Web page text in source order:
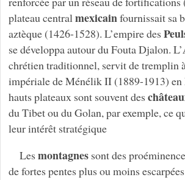
plateau centralmexicainfournissait sa
aztèque (1426-1528). L’empire des
se développa autour du Fouta Djalon. L’
chrétien traditionnel, servit de tremplin
impériale de Ménélik II (1889-1913) en
hauts plateaux sont souvent des
du Tibet ou du Golan, par exemple, ce
leur intérêt stratégique
Les montagnessont des
de fortes pentes plus ou moins